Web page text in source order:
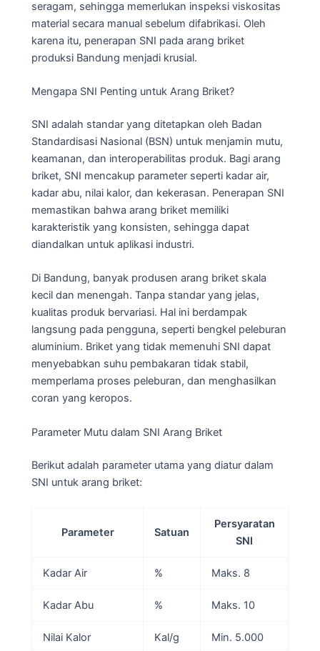
seragam, sehingga memerlukan inspeksi viskositas
material secara manual sebelum difabrikasi. Oleh
karena itu, penerapan SNI pada arang briket
produksi Bandung menjadi krusial.
Mengapa SNI Penting untuk Arang Briket?
SNI adalah standar yang ditetapkan oleh Badan
Standardisasi Nasional (BSN) untuk menjamin mutu,
keamanan, dan interoperabilitas produk. Bagi arang
briket, SNI mencakup parameter seperti kadar air,
kadar abu, nilai kalor, dan kekerasan. Penerapan SNI
memastikan bahwa arang briket memiliki
karakteristik yang konsisten, sehingga dapat
diandalkan untuk aplikasi industri.
Di Bandung, banyak produsen arang briket skala
kecil dan menengah. Tanpa standar yang jelas,
kualitas produk bervariasi. Hal ini berdampak
langsung pada pengguna, seperti bengkel peleburan
aluminium. Briket yang tidak memenuhi SNI dapat
menyebabkan suhu pembakaran tidak stabil,
memperlama proses peleburan, dan menghasilkan
coran yang keropos.
Parameter Mutu dalam SNI Arang Briket
Berikut adalah parameter utama yang diatur dalam
SNI untuk arang briket:
Parameter Satuan
Persyaratan
SNI
Kadar Air % Maks. 8
Kadar Abu % Maks. 10
Nilai Kalor Kal/g Min. 5.000